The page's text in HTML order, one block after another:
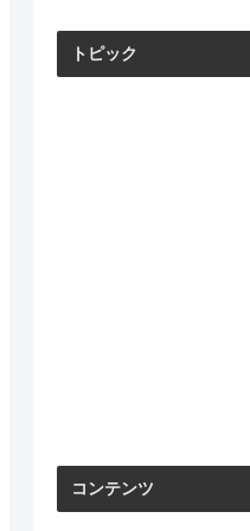
トピック
コンテンツ